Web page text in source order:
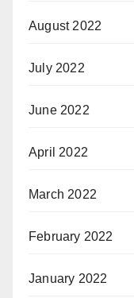
August 2022
July 2022
June 2022
April 2022
March 2022
February 2022
January 2022